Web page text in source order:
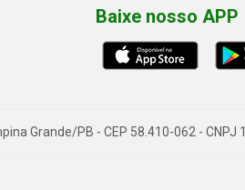
Baixe nosso APP
Grande/PB - CEP 58.410-062 - CNPJ